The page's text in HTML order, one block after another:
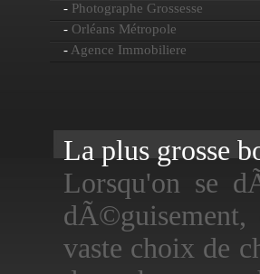
- Photographe Grossesse
- Orléans Métropole
- Agence Immobiliere
La plus grosse
Lorsqu'on se
dÃ©guisement,
vaste choix de